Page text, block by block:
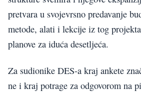
pretvara u svojevrsno predavanje
metode, alati i lekcije iz tog
planove za iduća desetljeća.
Za sudionike DES-a kraj ankete
ne i kraj potrage za odgovorom na